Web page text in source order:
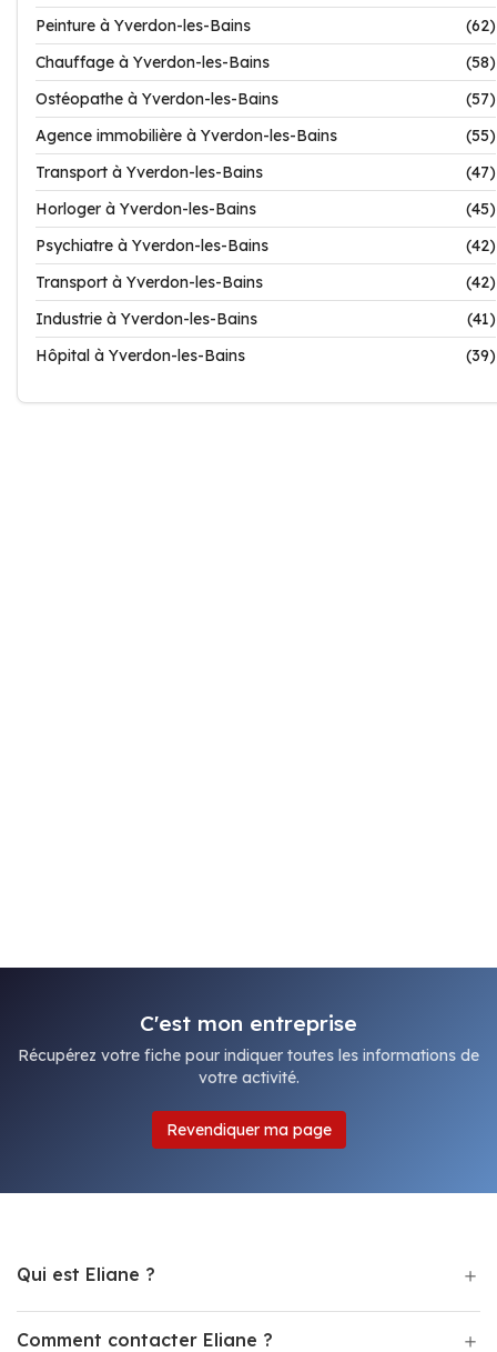
Peinture à Yverdon-les-Bains
(62)
Chauffage à Yverdon-les-Bains
(58)
Ostéopathe à Yverdon-les-Bains
(57)
Agence immobilière à Yverdon-les-Bains
(55)
Transport à Yverdon-les-Bains
(47)
Horloger à Yverdon-les-Bains
(45)
Psychiatre à Yverdon-les-Bains
(42)
Transport à Yverdon-les-Bains
(42)
Industrie à Yverdon-les-Bains
(41)
Hôpital à Yverdon-les-Bains
(39)
C'est mon entreprise
Récupérez votre fiche pour indiquer toutes les informations de
votre activité.
Revendiquer ma page
Qui est Eliane ?
Comment contacter Eliane ?